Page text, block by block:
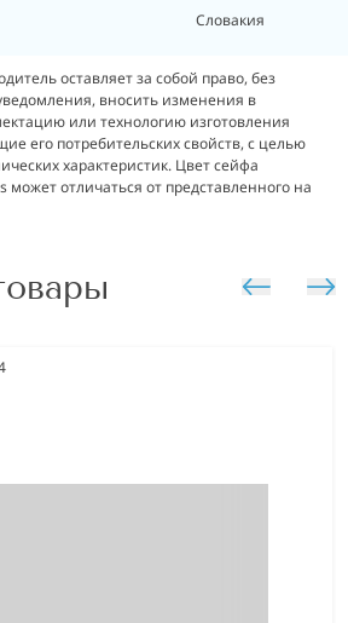
Словакия
оставляет за собой право, без
вносить изменения в
или технологию изготовления
его потребительских свойств, с целью
характеристик. Цвет сейфа
может отличаться от представленного на